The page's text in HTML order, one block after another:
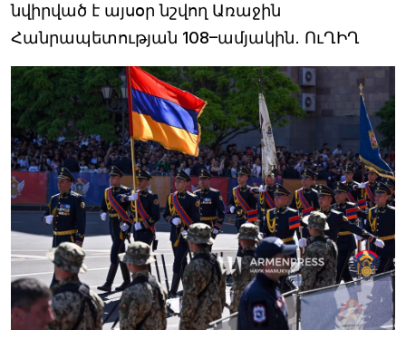
նվիրված է այսօր նշվող Առաջին
Հանրապետության 108–ամյակին․ ՈւՂԻՂ